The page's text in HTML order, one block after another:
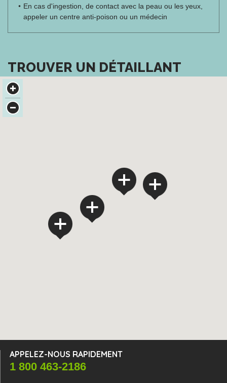
En cas d'ingestion, de contact avec la peau ou les yeux,
appeler un centre anti-poison ou un médecin
TROUVER UN DÉTAILLANT
54
2
3
4
APPELEZ-NOUS RAPIDEMENT
1 800 463-2186